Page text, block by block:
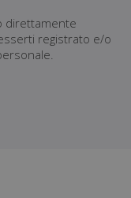
direttamente
registrato e/o